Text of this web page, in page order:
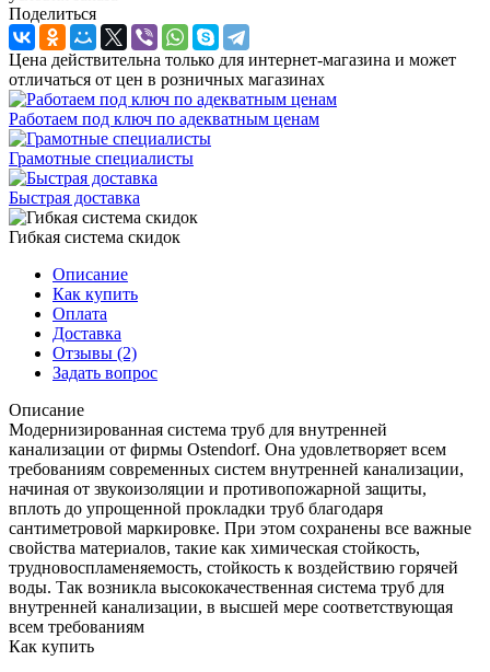
Поделиться
Цена действительна только для интернет-магазина и может
отличаться от цен в розничных магазинах
Работаем под ключ по адекватным ценам
Грамотные специалисты
Быстрая доставка
Гибкая система скидок
Описание
Как купить
Оплата
Доставка
Отзывы (2)
Задать вопрос
Описание
Модернизированная система труб для внутренней
канализации от фирмы Ostendorf. Она удовлетворяет всем
требованиям современных систем внутренней канализации,
начиная от звукоизоляции и противопожарной защиты,
вплоть до упрощенной прокладки труб благодаря
сантиметровой маркировке. При этом сохранены все важные
свойства материалов, такие как химическая стойкость,
трудновоспламеняемость, стойкость к воздействию горячей
воды. Так возникла высококачественная система труб для
внутренней канализации, в высшей мере соответствующая
всем требованиям
Как купить